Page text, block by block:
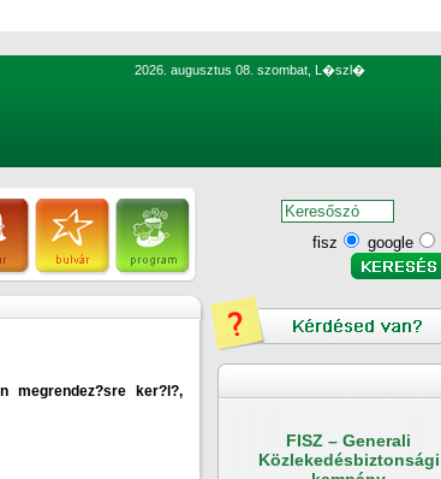
2026. augusztus 08. szombat, L�szl�
megrendez?sre ker?l?,
fisz google
FISZ – Generali
Közlekedésbiztonsági